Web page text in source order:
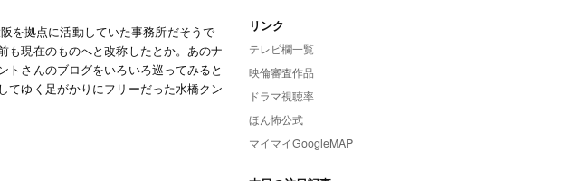
を拠点に活動していた事務所だそうで
も現在のものへと改称したとか。あのナ
さんのブログをいろいろ巡ってみると
てゆく足がかりにフリーだった水橋クン
リンク
テレビ欄一覧
映倫審査作品
ドラマ視聴率
ほん怖公式
マイマイGoogleMAP